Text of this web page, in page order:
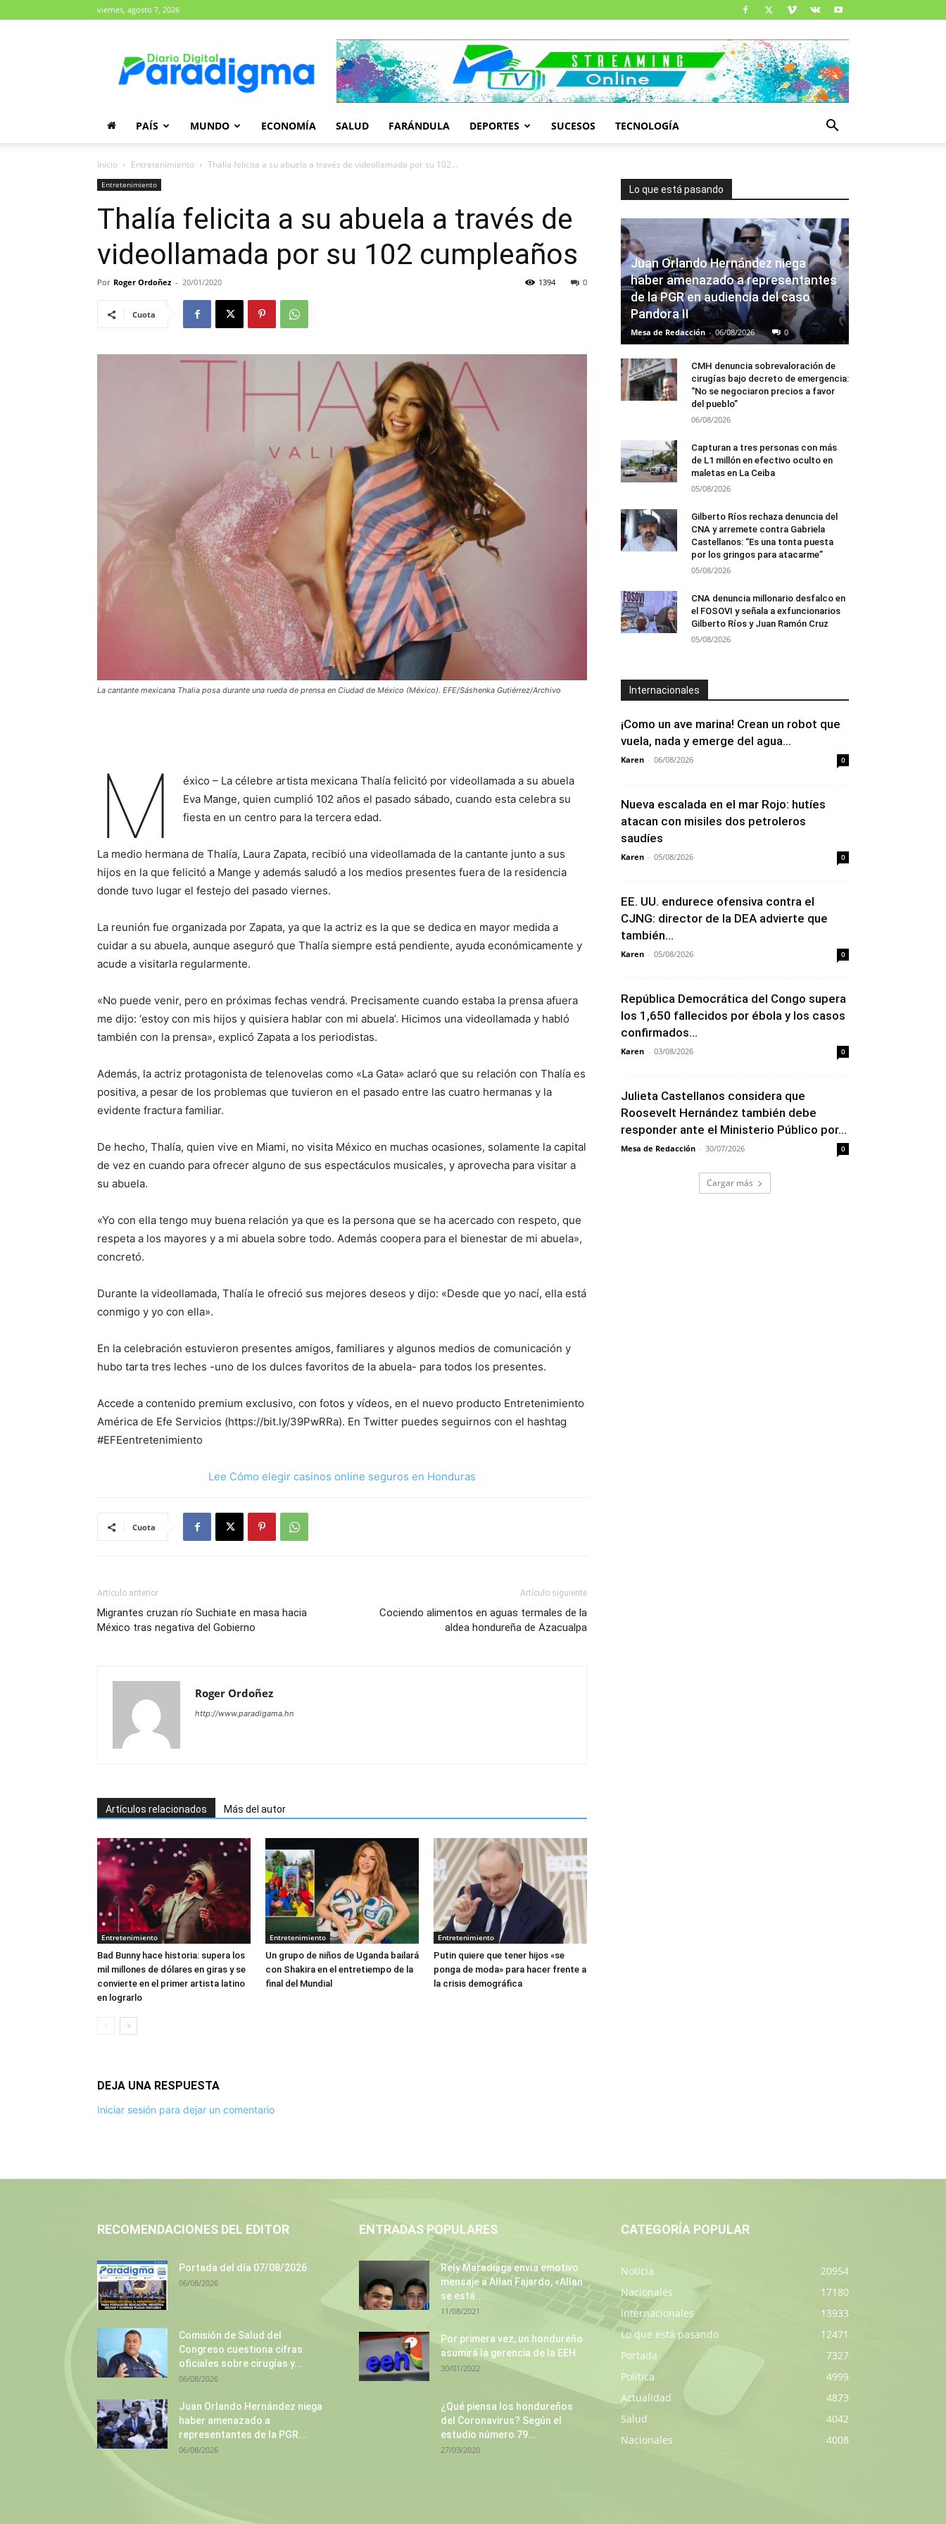
viernes, agosto 7, 2026
Paradigma
PAÍS MUNDO ECONOMÍA SALUD FARÁNDULA DEPORTES SUCESOS TECNOLOGÍA
Inicio Entretenimiento Thalía felicita a su abuela a través de videollamada por su 102...
Entretenimiento
Thalía felicita a su abuela a través de
videollamada por su 102 cumpleaños
Por Roger Ordoñez - 20/01/2020 0
1394
Cuota
La cantante mexicana Thalia posa durante una rueda de prensa en Ciudad de México (México). EFE/Sáshenka Gutiérrez/Archivo
M
éxico – La célebre artista mexicana Thalía felicitó por videollamada a su abuela
Eva Mange, quien cumplió 102 años el pasado sábado, cuando esta celebra su
fiesta en un centro para la tercera edad.
La medio hermana de Thalía, Laura Zapata, recibió una videollamada de la cantante junto a sus
hijos en la que felicitó a Mange y además saludó a los medios presentes fuera de la residencia
donde tuvo lugar el festejo del pasado viernes.
La reunión fue organizada por Zapata, ya que la actriz es la que se dedica en mayor medida a
cuidar a su abuela, aunque aseguró que Thalía siempre está pendiente, ayuda económicamente y
acude a visitarla regularmente.
«No puede venir, pero en próximas fechas vendrá. Precisamente cuando estaba la prensa afuera
me dijo: ‘estoy con mis hijos y quisiera hablar con mi abuela’. Hicimos una videollamada y habló
también con la prensa», explicó Zapata a los periodistas.
Además, la actriz protagonista de telenovelas como «La Gata» aclaró que su relación con Thalía es
positiva, a pesar de los problemas que tuvieron en el pasado entre las cuatro hermanas y la
evidente fractura familiar.
De hecho, Thalía, quien vive en Miami, no visita México en muchas ocasiones, solamente la capital
de vez en cuando para ofrecer alguno de sus espectáculos musicales, y aprovecha para visitar a
su abuela.
«Yo con ella tengo muy buena relación ya que es la persona que se ha acercado con respeto, que
respeta a los mayores y a mi abuela sobre todo. Además coopera para el bienestar de mi abuela»,
concretó.
Durante la videollamada, Thalía le ofreció sus mejores deseos y dijo: «Desde que yo nací, ella está
conmigo y yo con ella».
En la celebración estuvieron presentes amigos, familiares y algunos medios de comunicación y
hubo tarta tres leches -uno de los dulces favoritos de la abuela- para todos los presentes.
Accede a contenido premium exclusivo, con fotos y vídeos, en el nuevo producto Entretenimiento
América de Efe Servicios (https://bit.ly/39PwRRa). En Twitter puedes seguirnos con el hashtag
#EFEentretenimiento
Lee Cómo elegir casinos online seguros en Honduras
Cuota
Artículo anterior
Migrantes cruzan río Suchiate en masa hacia
México tras negativa del Gobierno
Artículo siguiente
Cociendo alimentos en aguas termales de la
aldea hondureña de Azacualpa
Roger Ordoñez
http://www.paradigama.hn
Artículos relacionados Más del autor
Entretenimiento
Bad Bunny hace historia: supera los
mil millones de dólares en giras y se
convierte en el primer artista latino
en lograrlo
Entretenimiento
Un grupo de niños de Uganda bailará
con Shakira en el entretiempo de la
final del Mundial
Entretenimiento
Putin quiere que tener hijos «se
ponga de moda» para hacer frente a
la crisis demográfica
DEJA UNA RESPUESTA
Iniciar sesión para dejar un comentario
Lo que está pasando
Juan Orlando Hernández niega
haber amenazado a representantes
de la PGR en audiencia del caso
Pandora II
Mesa de Redacción - 06/08/2026 0
CMH denuncia sobrevaloración de
cirugías bajo decreto de emergencia:
“No se negociaron precios a favor
del pueblo”
06/08/2026
Capturan a tres personas con más
de L1 millón en efectivo oculto en
maletas en La Ceiba
05/08/2026
Gilberto Ríos rechaza denuncia del
CNA y arremete contra Gabriela
Castellanos: “Es una tonta puesta
por los gringos para atacarme”
05/08/2026
CNA denuncia millonario desfalco en
el FOSOVI y señala a exfuncionarios
Gilberto Ríos y Juan Ramón Cruz
05/08/2026
Internacionales
¡Como un ave marina! Crean un robot que
vuela, nada y emerge del agua...
Karen - 06/08/2026 0
Nueva escalada en el mar Rojo: hutíes
atacan con misiles dos petroleros
saudíes
Karen - 05/08/2026 0
EE. UU. endurece ofensiva contra el
CJNG: director de la DEA advierte que
también...
Karen - 05/08/2026 0
República Democrática del Congo supera
los 1,650 fallecidos por ébola y los casos
confirmados...
Karen - 03/08/2026 0
Julieta Castellanos considera que
Roosevelt Hernández también debe
responder ante el Ministerio Público por...
Mesa de Redacción - 30/07/2026 0
Cargar más
RECOMENDACIONES DEL EDITOR
Portada del día 07/08/2026
06/08/2026
Comisión de Salud del
Congreso cuestiona cifras
oficiales sobre cirugías y...
06/08/2026
Juan Orlando Hernández niega
haber amenazado a
representantes de la PGR...
06/08/2026
ENTRADAS POPULARES
Rely Maradiaga envía emotivo
mensaje a Allan Fajardo, «Allan
se está...
11/08/2021
Por primera vez, un hondureño
asumirá la gerencia de la EEH
30/01/2022
¿Qué piensa los hondureños
del Coronavirus? Según el
estudio número 79...
27/03/2020
CATEGORÍA POPULAR
Noticia
20954
Nacionales
17180
Internacionales
13933
Lo que está pasando
12471
Portada
7327
Política
4999
Actualidad
4873
Salud
4042
Nacionales
4008